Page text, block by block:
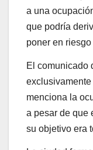
a una
que podría
poner en
El comunicado
exclusivamente
menciona la
a pesar de que
su objetivo era